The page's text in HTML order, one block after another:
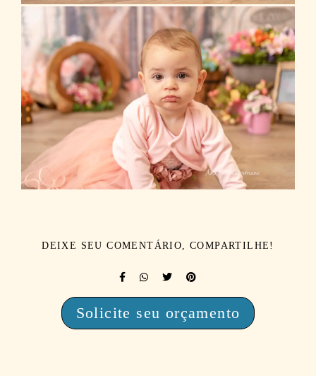
DEIXE SEU COMENTÁRIO, COMPARTILHE!
Solicite seu orçamento